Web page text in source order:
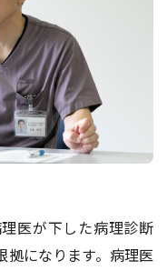
医が下した病理診断
拠になります。病理医